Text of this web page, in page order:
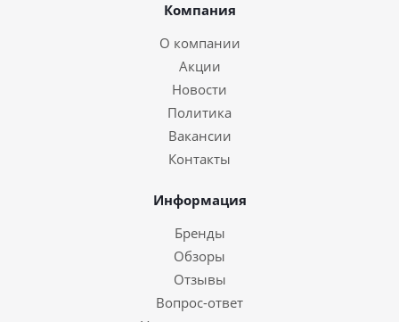
Компания
О компании
Акции
Новости
Политика
Вакансии
Контакты
Информация
Бренды
Обзоры
Отзывы
Вопрос-ответ